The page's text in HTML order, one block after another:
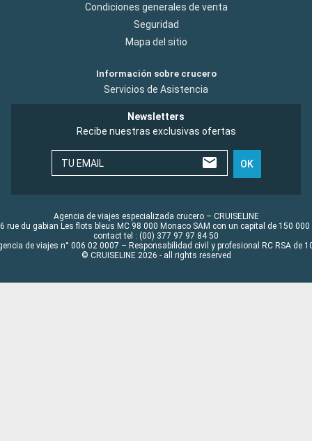
Condiciones generales de venta
Seguridad
Mapa del sitio
Información sobre crucero
Servicios de Asistencia
Newsletters
Recibe nuestras exclusivas ofertas
TU EMAIL OK
Agencia de viajes especializada crucero – CRUISELINE
rue du gabian Les flots bleus MC 98 000 Monaco SAM con un capital de 150 000
contact tel : (00) 377 97 97 84 50
de viajes n° 006 02 0007 – Responsabilidad civil y profesional RC RSA de
© CRUISELINE 2026 - all rights reserved